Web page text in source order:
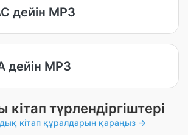
дейін MP3
дейін MP3
түрлендіргіштері
кітап құралдарын қараңыз →